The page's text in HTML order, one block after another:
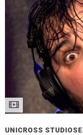
UNICROSS